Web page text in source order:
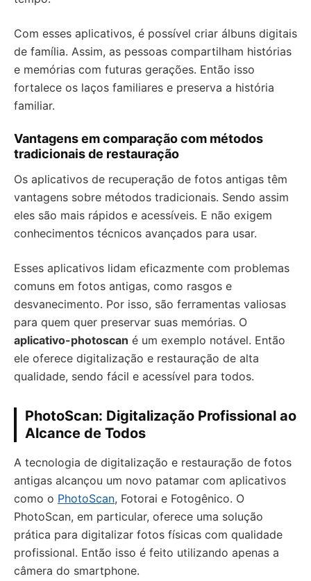
Com esses aplicativos, é possível criar álbuns digitais
de família. Assim, as pessoas compartilham histórias
e memórias com futuras gerações. Então isso
fortalece os laços familiares e preserva a história
familiar.
Vantagens em comparação com métodos
tradicionais de restauração
Os aplicativos de recuperação de fotos antigas têm
vantagens sobre métodos tradicionais. Sendo assim
eles são mais rápidos e acessíveis. E não exigem
conhecimentos técnicos avançados para usar.
Esses aplicativos lidam eficazmente com problemas
comuns em fotos antigas, como rasgos e
desvanecimento. Por isso, são ferramentas valiosas
para quem quer preservar suas memórias. O
aplicativo-photoscan é um exemplo notável. Então
ele oferece digitalização e restauração de alta
qualidade, sendo fácil e acessível para todos.
PhotoScan: Digitalização Profissional ao
Alcance de Todos
A tecnologia de digitalização e restauração de fotos
antigas alcançou um novo patamar com aplicativos
como o PhotoScan, Fotorai e Fotogênico. O
PhotoScan, em particular, oferece uma solução
prática para digitalizar fotos físicas com qualidade
profissional. Então isso é feito utilizando apenas a
câmera do smartphone.